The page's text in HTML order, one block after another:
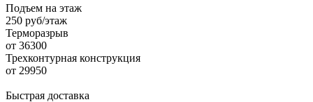
Подъем на этаж
250 руб/этаж
Терморазрыв
от 36300
Трехконтурная конструкция
от 29950
Быстрая доставка